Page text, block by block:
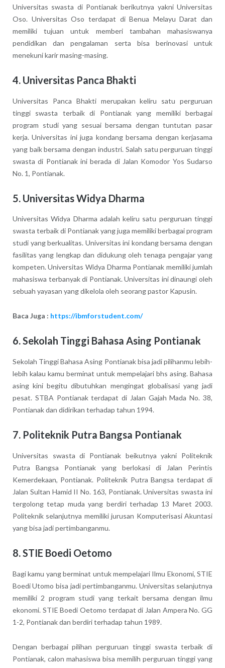
Universitas swasta di Pontianak berikutnya yakni Universitas
Oso. Universitas Oso terdapat di Benua Melayu Darat dan
memiliki tujuan untuk memberi tambahan mahasiswanya
pendidikan dan pengalaman serta bisa berinovasi untuk
menekuni karir masing-masing.
4. Universitas Panca Bhakti
Universitas Panca Bhakti merupakan keliru satu perguruan
tinggi swasta terbaik di Pontianak yang memiliki berbagai
program studi yang sesuai bersama dengan tuntutan pasar
kerja. Universitas ini juga kondang bersama dengan kerjasama
yang baik bersama dengan industri. Salah satu perguruan tinggi
swasta di Pontianak ini berada di Jalan Komodor Yos Sudarso
No. 1, Pontianak.
5. Universitas Widya Dharma
Universitas Widya Dharma adalah keliru satu perguruan tinggi
swasta terbaik di Pontianak yang juga memiliki berbagai program
studi yang berkualitas. Universitas ini kondang bersama dengan
fasilitas yang lengkap dan didukung oleh tenaga pengajar yang
kompeten. Universitas Widya Dharma Pontianak memiliki jumlah
mahasiswa terbanyak di Pontianak. Universitas ini dinaungi oleh
sebuah yayasan yang dikelola oleh seorang pastor Kapusin.
Baca Juga : https://ibmforstudent.com/
6. Sekolah Tinggi Bahasa Asing Pontianak
Sekolah Tinggi Bahasa Asing Pontianak bisa jadi pilihanmu lebih-
lebih kalau kamu berminat untuk mempelajari bhs asing. Bahasa
asing kini begitu dibutuhkan mengingat globalisasi yang jadi
pesat. STBA Pontianak terdapat di Jalan Gajah Mada No. 38,
Pontianak dan didirikan terhadap tahun 1994.
7. Politeknik Putra Bangsa Pontianak
Universitas swasta di Pontianak beikutnya yakni Politeknik
Putra Bangsa Pontianak yang berlokasi di Jalan Perintis
Kemerdekaan, Pontianak. Politeknik Putra Bangsa terdapat di
Jalan Sultan Hamid II No. 163, Pontianak. Universitas swasta ini
tergolong tetap muda yang berdiri terhadap 13 Maret 2003.
Politeknik selanjutnya memiliki jurusan Komputerisasi Akuntasi
yang bisa jadi pertimbanganmu.
8. STIE Boedi Oetomo
Bagi kamu yang berminat untuk mempelajari Ilmu Ekonomi, STIE
Boedi Utomo bisa jadi pertimbanganmu. Universitas selanjutnya
memiliki 2 program studi yang terkait bersama dengan ilmu
ekonomi. STIE Boedi Oetomo terdapat di Jalan Ampera No. GG
1-2, Pontianak dan berdiri terhadap tahun 1989.
Dengan berbagai pilihan perguruan tinggi swasta terbaik di
Pontianak, calon mahasiswa bisa memilih perguruan tinggi yang